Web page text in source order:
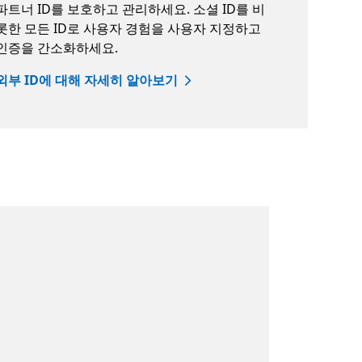
트너 ID를 보호하고 관리하세요. 소셜 ID를 비
한 모든 ID로 사용자 경험을 사용자 지정하고
증을 간소화하세요.
부 ID에 대해 자세히 알아보기